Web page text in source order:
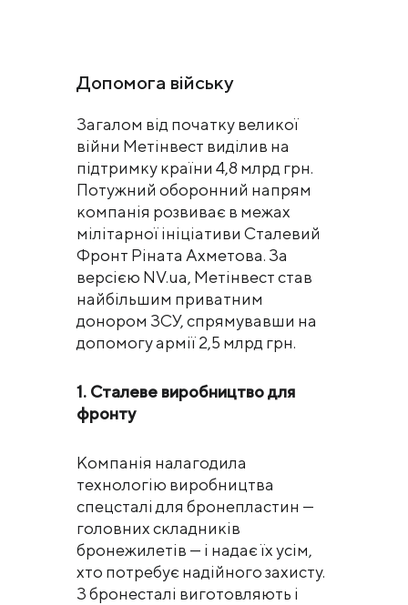
Допомога війську
Загалом від початку великої
війни Метінвест виділив на
підтримку країни 4,8 млрд грн.
Потужний оборонний напрям
компанія розвиває в межах
мілітарної ініціативи Сталевий
Фронт Ріната Ахметова. За
версією NV.ua, Метінвест став
найбільшим приватним
донором ЗСУ, спрямувавши на
допомогу армії 2,5 млрд грн.
1. Сталеве виробництво для
фронту
Компанія налагодила
технологію виробництва
спецсталі для бронепластин —
головних складників
бронежилетів — і надає їх усім,
хто потребує надійного захисту.
З бронесталі виготовляють і